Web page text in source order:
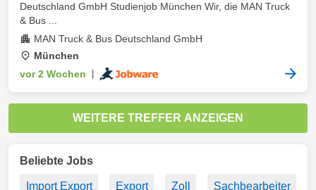
Deutschland GmbH Studienjob München Wir, die MAN Truck
& Bus ...
MAN Truck & Bus Deutschland GmbH
München
vor 2 Wochen
WEITERE TREFFER ANZEIGEN
Beliebte Jobs
Import Export Export Zoll Sachbearbeiter